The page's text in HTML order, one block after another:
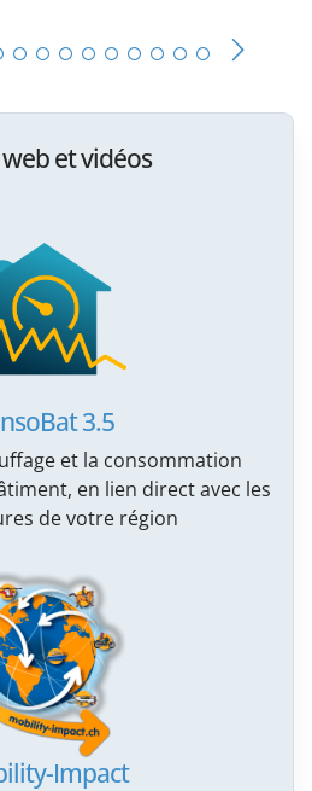
et vidéos
3.5
et la consommation
en lien direct avec les
de votre région
Impact